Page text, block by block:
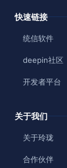
快速链接
统信软件
deepin社区
开发者平台
关于我们
关于玲珑
合作伙伴